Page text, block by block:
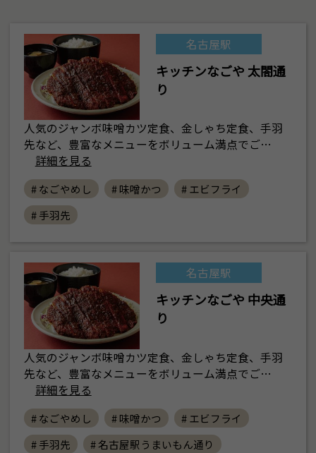
名古屋駅
キッチンなごや 太閤通
り
人気のジャンボ味噌カツ定食、金しゃち定食、手羽
先など、豊富なメニューをボリューム満点でご…
詳細を見る
# なごやめし # 味噌かつ
# エビフライ
# 手羽先
名古屋駅
キッチンなごや 中央通
り
人気のジャンボ味噌カツ定食、金しゃち定食、手羽
先など、豊富なメニューをボリューム満点でご…
詳細を見る
# なごやめし # 味噌かつ
# エビフライ
# 手羽先
# 名古屋駅うまいもん通り